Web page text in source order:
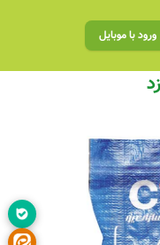
ورود با موبایل